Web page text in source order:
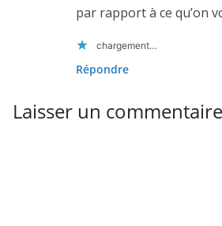
par rapport à ce qu’on
chargement…
Répondre
Laisser un commentaire